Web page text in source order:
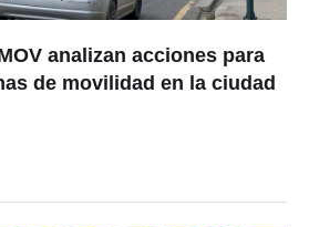
analizan acciones para
de movilidad en la ciudad